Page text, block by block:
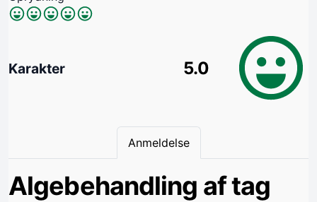
Karakter 5.0
Anmeldelse
Algebehandling af tag